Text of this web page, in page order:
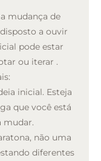
mudança de
a ouvir
pode estar
ou iterar .
inicial. Esteja
que você está
mudar.
não uma
diferentes